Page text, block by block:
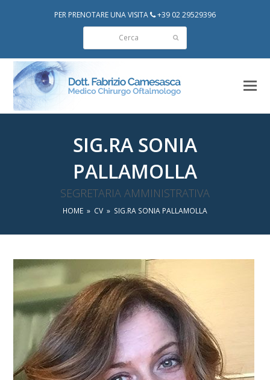
PER PRENOTARE UNA VISITA
+39 02 29529396
SIG.RA SONIA
PALLAMOLLA
SEGRETARIA AMMINISTRATIVA
HOME » CV » SIG.RA SONIA PALLAMOLLA